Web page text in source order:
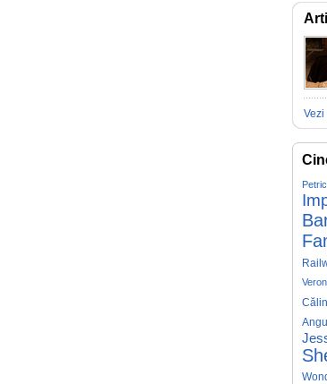
Vezi